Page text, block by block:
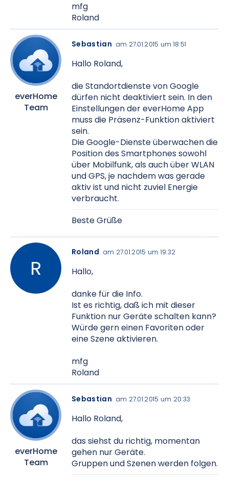
mfg
Roland
everHome
Team
Sebastian am 27.01.2015 um 18:51
Hallo Roland,
die Standortdienste von Google
dürfen nicht deaktiviert sein. In den
Einstellungen der everHome App
muss die Präsenz-Funktion aktiviert
sein.
Die Google-Dienste überwachen die
Position des Smartphones sowohl
über Mobilfunk, als auch über WLAN
und GPS, je nachdem was gerade
aktiv ist und nicht zuviel Energie
verbraucht.
Beste Grüße
Roland am 27.01.2015 um 19:32
Hallo,
danke für die Info.
Ist es richtig, daß ich mit dieser
Funktion nur Geräte schalten kann?
Würde gern einen Favoriten oder
eine Szene aktivieren.
mfg
Roland
everHome
Team
Sebastian am 27.01.2015 um 20:33
Hallo Roland,
das siehst du richtig, momentan
gehen nur Geräte.
Gruppen und Szenen werden folgen.